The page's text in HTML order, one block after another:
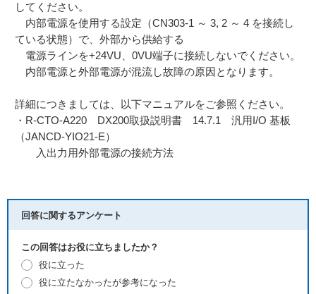
してください。
内部電源を使用する設定（CN303-1 ～ 3, 2 ～ 4 を接続し
ている状態）で、外部から供給する
電源ラインを+24VU、0VU端子に接続しないでください。
内部電源と外部電源が混流し故障の原因となります。
詳細につきましては、以下マニュアルをご参照ください。
・R-CTO-A220 DX200取扱説明書 14.7.1 汎用I/O 基板
（JANCD-YIO21-E）
入出力用外部電源の接続方法
回答に関するアンケート
この回答はお役に立ちましたか？
役に立った
役に立たなかったが参考になった